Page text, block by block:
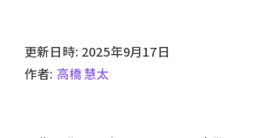
更新日時: 2025年9月17日
作者: 高橋 慧太